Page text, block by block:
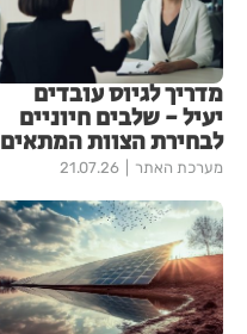
מדריך לגיוס עובדים
יעיל - שלבים חיוניים
לבחירת הצוות המתאים
מערכת האתר 21.07.26